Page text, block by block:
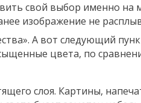
свой выбор именно на
изображение не
А вот следующий
цвета, по
слоя. Картины,